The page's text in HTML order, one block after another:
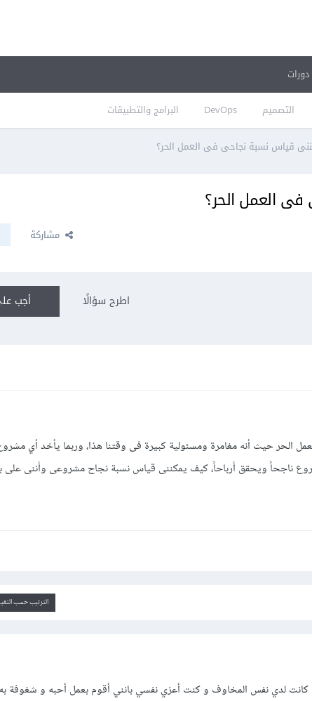
التصميم DevOps البرامج والتطبيقات
دورات
قياس نسبة نجاحى فى العمل الحر؟
العمل الحر؟
مشاركة
أجب اطرح سؤالًا
الحر حيث أنه مغامرة ومسئولية كبيرة فى وقتنا هذا، وربما يأخد أي
ناجحاً ويحقق أرباحاً، كيف يمكننى قياس نسبة نجاح مشروعى وأننى على
الترتيب حسب
كانت لدي نفس المخاوف و كنت أعزي نفسي بانني أقوم بعمل أحبه و شغوفة